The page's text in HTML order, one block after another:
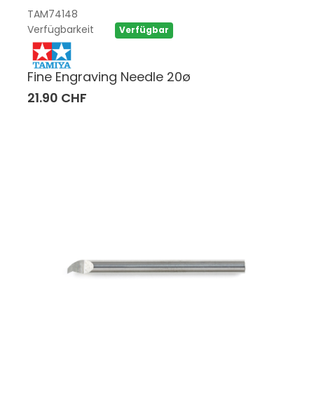
TAM74148
Verfügbarkeit
Verfügbar
Fine Engraving Needle 20ø
21.90 CHF